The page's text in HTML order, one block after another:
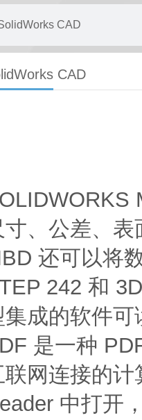
CAD
CAD
寸、公差、
还可以将
242 和
集成的软件
是一种
联网连接的
中打开